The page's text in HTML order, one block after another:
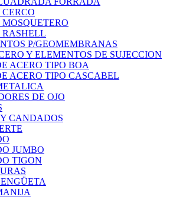
P/GEOMEMBRANAS
Y ELEMENTOS DE SUJECCION
ACERO TIPO BOA
ACERO TIPO CASCABEL
DE OJO
CANDADOS
JUMBO
TIGON